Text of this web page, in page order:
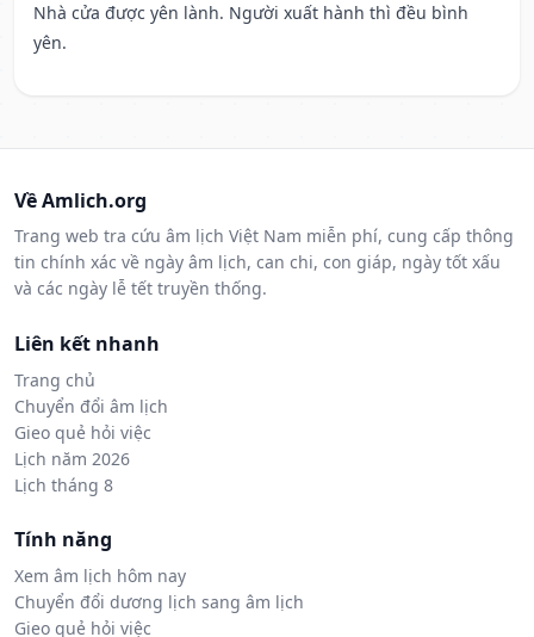
Nhà cửa được yên lành. Người xuất hành thì đều bình
yên.
Về Amlich.org
Trang web tra cứu âm lịch Việt Nam miễn phí, cung cấp thông
tin chính xác về ngày âm lịch, can chi, con giáp, ngày tốt xấu
và các ngày lễ tết truyền thống.
Liên kết nhanh
Trang chủ
Chuyển đổi âm lịch
Gieo quẻ hỏi việc
Lịch năm 2026
Lịch tháng 8
Tính năng
Xem âm lịch hôm nay
Chuyển đổi dương lịch sang âm lịch
Gieo quẻ hỏi việc